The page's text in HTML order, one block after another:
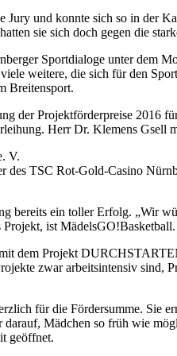
und konnte sich so in der
sie sich doch gegen die
Sportdialoge unter dem
weitere, die sich für den
Breitensport.
der Projektförderpreise 2016
Herr Dr. Klemens Gsell
V.
des TSC Rot-Gold-Casino
ein toller Erfolg. „Wir
ist MädelsGO!Basketball.
dem Projekt
zwar arbeitsintensiv
für die Fördersumme. Sie
Mädchen so früh wie
geöffnet.